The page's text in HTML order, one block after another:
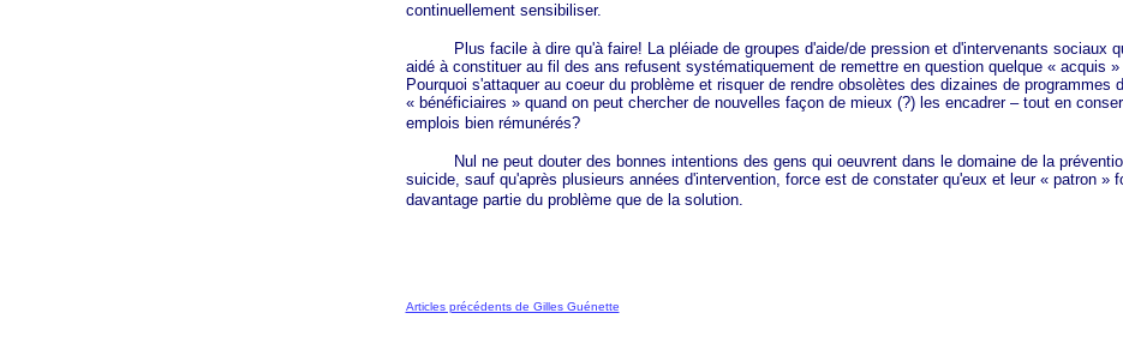
continuellement sensibiliser.
Plus facile à dire qu'à faire! La pléiade de groupes d'aide/de pression et d'intervenants sociaux
aidé à constituer au fil des ans refusent systématiquement de remettre en question quelque « acquis »
Pourquoi s'attaquer au coeur du problème et risquer de rendre obsolètes des dizaines de programmes
« bénéficiaires »quand on peut chercher de nouvelles façon de mieux (?) les encadrer – tout en
emplois bien rémunérés?
Nul ne peut douter des bonnes intentions des gens qui oeuvrent dans le domaine de la
suicide, sauf qu'après plusieurs années d'intervention, force est de constater qu'eux et leur « patron »
davantage partie du problème que de la solution.
Articles précédents de Gilles Guénette